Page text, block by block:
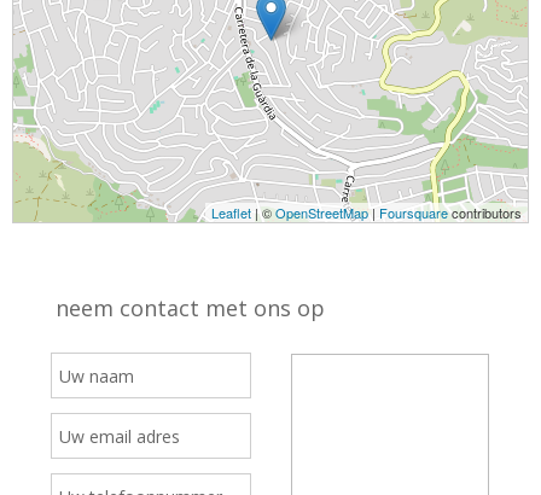
Leaflet| ©OpenStreetMap| Foursquarecontributors
neem contact met ons op